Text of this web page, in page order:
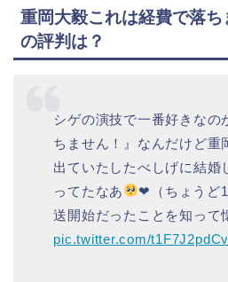
重岡大毅これは経費で落
の評判は？
シゲの演技で一番好きなの
ちません！』なんだけど重
出ていたしたべしげに結婚
ってたなあ
❤︎（ちょうど
送開始だったことを知って
pic.twitter.com/t1F7J2pdCv